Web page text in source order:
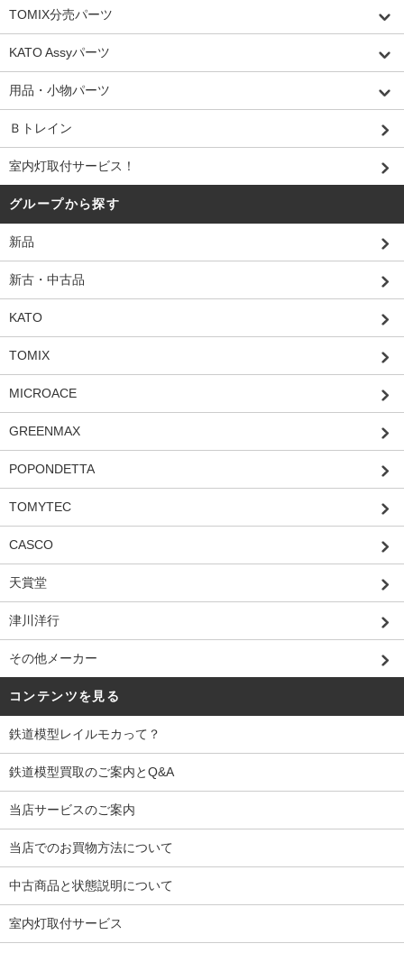
TOMIX分売パーツ
KATO Assyパーツ
用品・小物パーツ
Ｂトレイン
室内灯取付サービス！
グループから探す
新品
新古・中古品
KATO
TOMIX
MICROACE
GREENMAX
POPONDETTA
TOMYTEC
CASCO
天賞堂
津川洋行
その他メーカー
コンテンツを見る
鉄道模型レイルモカって？
鉄道模型買取のご案内とQ&A
当店サービスのご案内
当店でのお買物方法について
中古商品と状態説明について
室内灯取付サービス